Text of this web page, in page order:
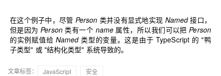
在这个例子中，尽管 Person 类并没有显式地实现 Named接口，
但是因为Person 类有一个 name 属性，所以我们可以把Person
的实例赋值给 Named 类型的变量。这是由于 TypeScript 的 "鸭
子类型" 或 "结构化类型" 系统导致的。
文章标签： JavaScript
安全